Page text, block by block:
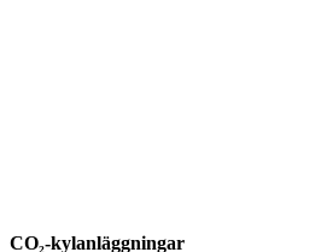
CO₂-kylanläggningar